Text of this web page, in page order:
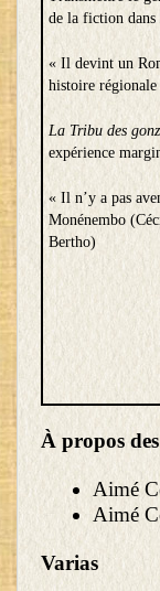
de la fiction dans
« Il devint un
histoire
La Tribu des
« Il n’y a pas
Monénembo
À propos
Aimé
Aimé
Varias